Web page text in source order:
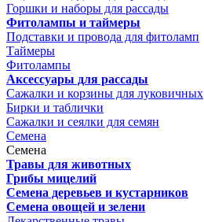
Горшки и наборы для рассады
Фитолампы и таймеры
Подставки и провода для фитоламп
Таймеры
Фитолампы
Аксессуары для рассады
Сажалки и корзины для луковичных
Бирки и таблички
Сажалки и сеялки для семян
Семена
Семена
Травы для животных
Грибы мицелий
Семена деревьев и кустарников
Семена овощей и зелени